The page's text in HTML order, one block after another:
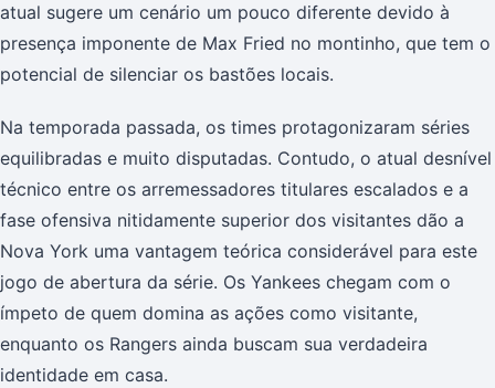
atual sugere um cenário um pouco diferente devido à
presença imponente de Max Fried no montinho, que tem o
potencial de silenciar os bastões locais.
Na temporada passada, os times protagonizaram séries
equilibradas e muito disputadas. Contudo, o atual desnível
técnico entre os arremessadores titulares escalados e a
fase ofensiva nitidamente superior dos visitantes dão a
Nova York uma vantagem teórica considerável para este
jogo de abertura da série. Os Yankees chegam com o
ímpeto de quem domina as ações como visitante,
enquanto os Rangers ainda buscam sua verdadeira
identidade em casa.